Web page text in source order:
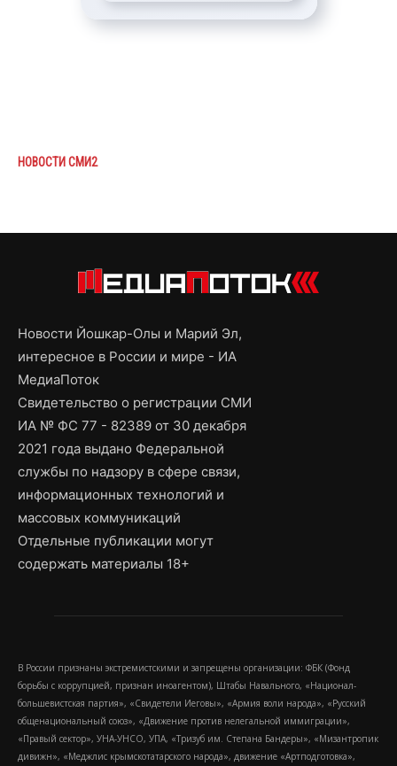
НОВОСТИ СМИ2
Новости Йошкар-Олы и Марий Эл,
интересное в России и мире - ИА
МедиаПоток
Свидетельство о регистрации СМИ
ИА № ФС 77 - 82389 от 30 декабря
2021 года выдано Федеральной
службы по надзору в сфере связи,
информационных технологий и
массовых коммуникаций
Отдельные публикации могут
содержать материалы 18+
В России признаны экстремистскими и запрещены организации: ФБК (Фонд
борьбы с коррупцией, признан иноагентом), Штабы Навального, «Национал-
большевистская партия», «Свидетели Иеговы», «Армия воли народа», «Русский
общенациональный союз», «Движение против нелегальной иммиграции»,
«Правый сектор», УНА-УНСО, УПА, «Тризуб им. Степана Бандеры», «Мизантропик
дивижн», «Меджлис крымскотатарского народа», движение «Артподготовка»,